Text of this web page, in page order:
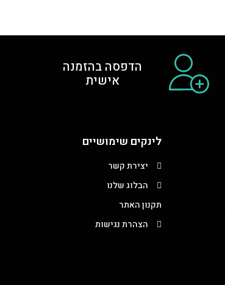
הדפסה בהזמנה
אישית
לינקים שימושיים
יצירת קשר
הבלוג שלנו
תקנון האתר
הצהרת נגישות